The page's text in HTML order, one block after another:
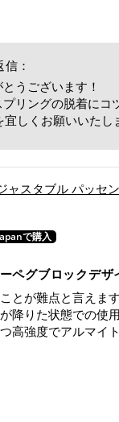
：
うございます！
リングの脱着に
しくお願いいたし
ャスタブル パッセ
ペグブロックデ
とが難点と言えま
降りた状態での使用
高強度でアルマ